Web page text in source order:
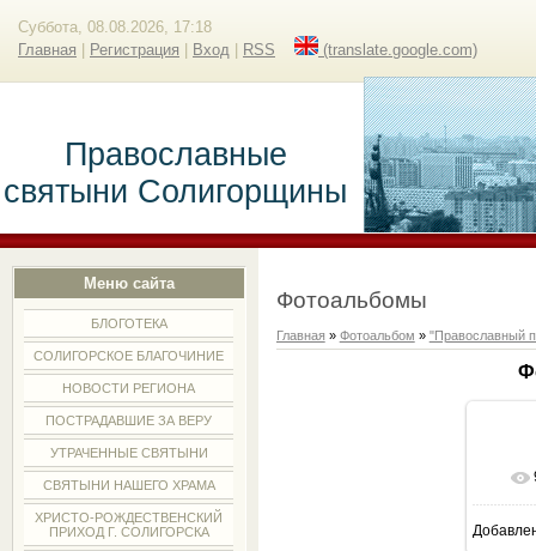
Суббота, 08.08.2026, 17:18
Главная
Регистрация Вход RSS (translate.google.com)
Православные
святыни Солигорщины
Меню сайта
БЛОГОТЕКА
СОЛИГОРСКОЕ БЛАГОЧИНИЕ
НОВОСТИ РЕГИОНА
ПОСТРАДАВШИЕ ЗА ВЕРУ
УТРАЧЕННЫЕ СВЯТЫНИ
СВЯТЫНИ НАШЕГО ХРАМА
ХРИСТО-РОЖДЕСТВЕНСКИЙ
ПРИХОД Г. СОЛИГОРСКА
Фотоальбомы
Главная » Фотоальбом » "Православный